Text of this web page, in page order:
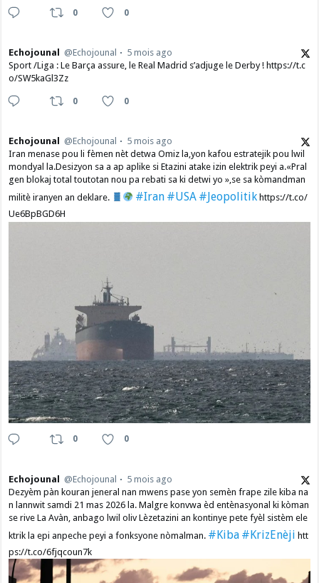
0 0
Echojounal @Echojounal
5 mois ago
Sport /Liga : Le Barça assure, le Real Madrid s’adjuge le Derby ! https://t.c
o/SW5kaGl3Zz
0 0
Echojounal @Echojounal
5 mois ago
Iran menase pou li fèmen nèt detwa Omiz la,yon kafou estratejik pou lwil
mondyal la.Desizyon sa a ap aplike si Etazini atake izin elektrik peyi a.​«Pral
gen blokaj total toutotan nou pa rebati sa ki detwi yo »,se sa kòmandman
militè iranyen an deklare.
#Iran #USA #Jeopolitikhttps://t.co/
Ue6BpBGD6H
0 0
Echojounal @Echojounal
5 mois ago
Dezyèm pàn kouran jeneral nan mwens pase yon semèn frape zile kiba na
n lannwit samdi 21 mas 2026 la. Malgre konvwa èd entènasyonal ki kòman
se rive La Avàn, anbago lwil oliv Lèzetazini an kontinye pete fyèl sistèm ele
ktrik la epi anpeche peyi a fonksyone nòmalman. #Kiba #KrizEnèji htt
ps://t.co/6fjqcoun7k